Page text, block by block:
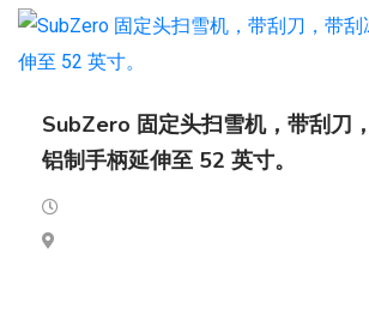
SubZero 固定头扫雪机，带刮刀
铝制手柄延伸至 52 英寸。